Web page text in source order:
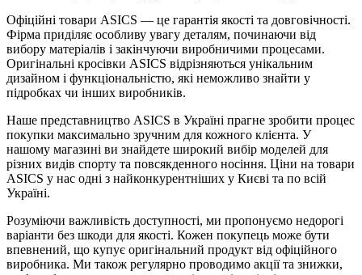
Офіційні товари ASICS — це гарантія якості та довговічності.
Фірма приділяє особливу увагу деталям, починаючи від
вибору матеріалів і закінчуючи виробничими процесами.
Оригінальні кросівки ASICS відрізняються унікальним
дизайном і функціональністю, які неможливо знайти у
підробках чи інших виробників.
Наше представництво ASICS в Україні прагне зробити процес
покупки максимально зручним для кожного клієнта. У
нашому магазині ви знайдете широкий вибір моделей для
різних видів спорту та повсякденного носіння. Ціни на товари
ASICS у нас одні з найконкурентніших у Києві та по всій
Україні.
Розуміючи важливість доступності, ми пропонуємо недорогі
варіанти без шкоди для якості. Кожен покупець може бути
впевнений, що купує оригінальний продукт від офіційного
виробника. Ми також регулярно проводимо акції та знижки,